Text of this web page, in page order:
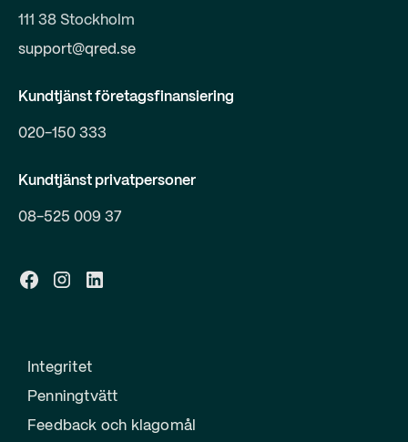
111 38 Stockholm
support@qred.se
Kundtjänst företagsfinansiering
020-150 333
Kundtjänst privatpersoner
08-525 009 37
Integritet
Penningtvätt
Feedback och klagomål